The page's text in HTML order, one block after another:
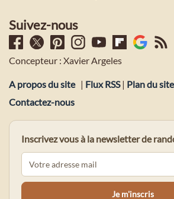
Suivez-nous
Concepteur : Xavier Argeles
A propos du site | Flux RSS| Plan du site
Contactez-nous
Inscrivez vous à la newsletter de